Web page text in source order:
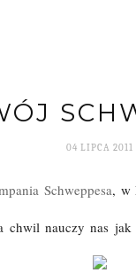
04 LIPCA 2011
Schweppesa, w
nauczy nas jak